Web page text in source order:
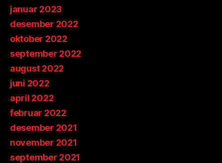
januar 2023
desember 2022
oktober 2022
september 2022
august 2022
juni 2022
april 2022
februar 2022
desember 2021
november 2021
september 2021